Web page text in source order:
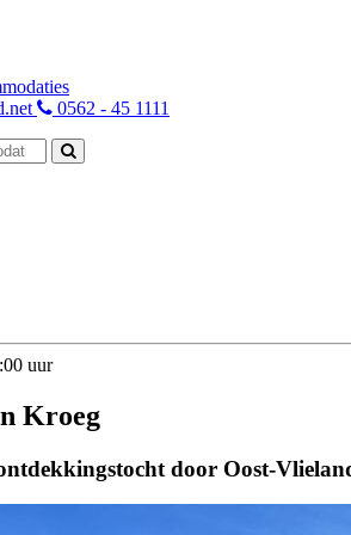
0562 - 45 1111
uur
Kroeg
door Oost-